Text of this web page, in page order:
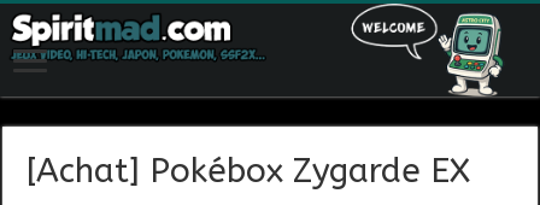
[Achat] Pokébox Zygarde EX